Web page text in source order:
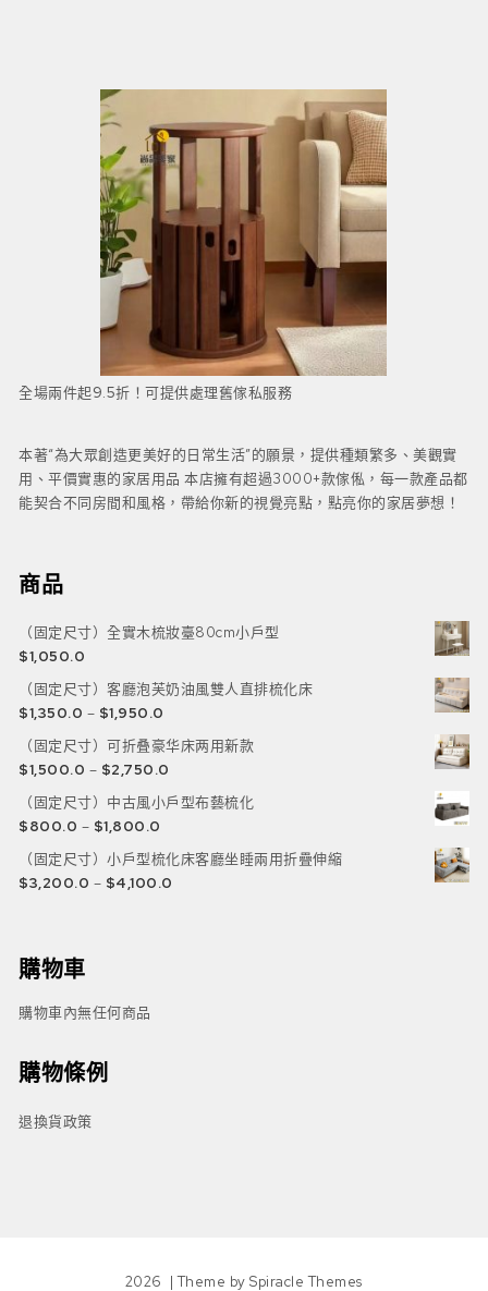
全場兩件起9.5折！可提供處理舊傢私服務
本著“為大眾創造更美好的日常生活”的願景，提供種類繁多、美觀實
用、平價實惠的家居用品 本店擁有超過3000+款傢俬，每一款產品都
能契合不同房間和風格，帶給你新的視覺亮點，點亮你的家居夢想！
商品
（固定尺寸）全實木梳妝臺80cm小戶型
$1,050.0
（固定尺寸）客廳泡芙奶油風雙人直排梳化床
$1,350.0 – $1,950.0
（固定尺寸）可折叠豪华床两用新款
$1,500.0 – $2,750.0
（固定尺寸）中古風小戶型布藝梳化
$800.0 – $1,800.0
（固定尺寸）小戶型梳化床客廳坐睡兩用折疊伸縮
$3,200.0 – $4,100.0
購物車
購物車內無任何商品
購物條例
退換貨政策
2026 | Theme bySpiracle Themes